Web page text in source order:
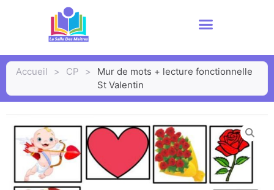
Accueil > CP >
Mur de mots + lecture fonctionnelle
St Valentin